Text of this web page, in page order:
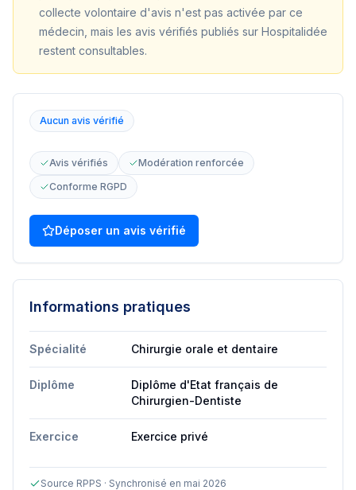
collecte volontaire d'avis n'est pas activée par ce
médecin, mais les avis vérifiés publiés sur Hospitalidée
restent consultables.
Aucun avis vérifié
Avis vérifiés
Modération renforcée
Conforme RGPD
Déposer un avis vérifié
Informations pratiques
Spécialité Chirurgie orale et dentaire
Diplôme
Diplôme d'Etat français de
Chirurgien-Dentiste
Exercice Exercice privé
Source RPPS · Synchronisé en mai 2026